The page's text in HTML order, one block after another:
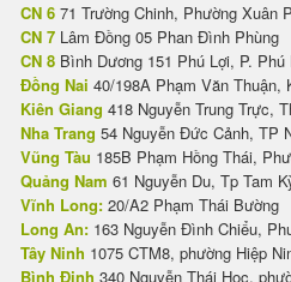
CN 6 71 Trường Chinh, Phường Xuân
CN 7 Lâm Đồng 05 Phan Đình Phùng
CN 8 Bình Dương 151 Phú Lợi, P.
Đồng Nai 40/198A Phạm Văn Thuận,
Kiên Giang 418 Nguyễn Trung Trực,
Nha Trang 54 Nguyễn Đức Cảnh, TP
Vũng Tàu 185B Phạm Hồng Thái,
Quảng Nam 61 Nguyễn Du, Tp Tam
Vĩnh Long: 20/A2 Phạm Thái Bường
Long An: 163 Nguyễn Đình Chiểu,
Tây Ninh 1075 CTM8, phường Hiệp
Bình Định 340 Nguyễn Thái Học,